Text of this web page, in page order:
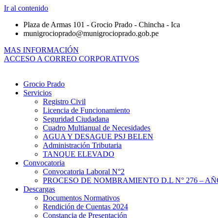
Ir al contenido
Plaza de Armas 101 - Grocio Prado - Chincha - Ica
munigrocioprado@munigrocioprado.gob.pe
MAS INFORMACIÓN
ACCESO A CORREO CORPORATIVOS
Grocio Prado
Servicios
Registro Civil
Licencia de Funcionamiento
Seguridad Ciudadana
Cuadro Multianual de Necesidades
AGUA Y DESAGUE PSJ BELEN
Administración Tributaria
TANQUE ELEVADO
Convocatoria
Convocatoria Laboral N°2
PROCESO DE NOMBRAMIENTO D.L N° 276 –
Descargas
Documentos Normativos
Rendición de Cuentas 2024
Constancia de Presentación